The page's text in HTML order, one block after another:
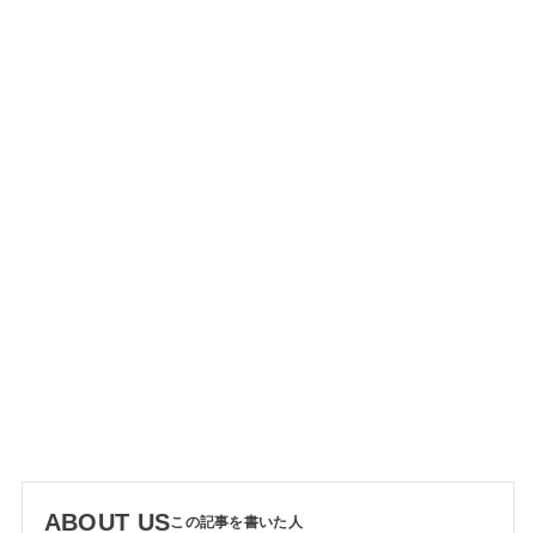
ABOUT US